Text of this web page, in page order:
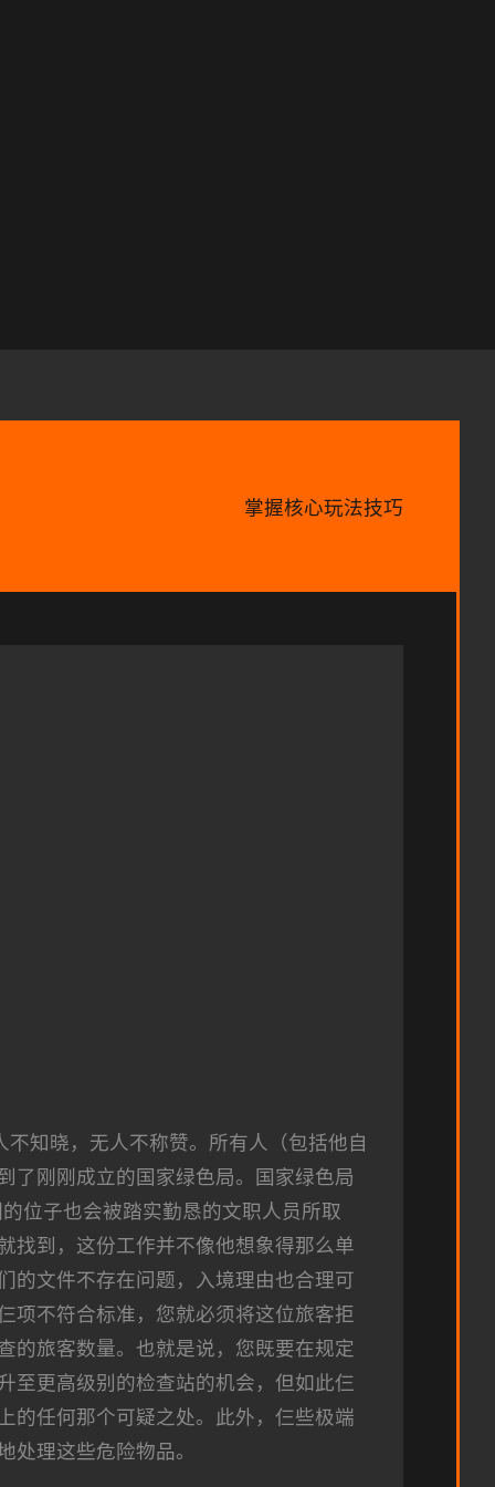
掌握核心玩法技巧
知晓，无人不称赞。所有人（包括他自
了刚刚成立的国家绿色局。国家绿色局
位子也会被踏实勤恳的文职人员所取
找到，这份工作并不像他想象得那么单
文件不存在问题，入境理由也合理可
项不符合标准，您就必须将这位旅客拒
的旅客数量。也就是说，您既要在规定
至更高级别的检查站的机会，但如此仨
的任何那个可疑之处。此外，仨些极端
理这些危险物品。